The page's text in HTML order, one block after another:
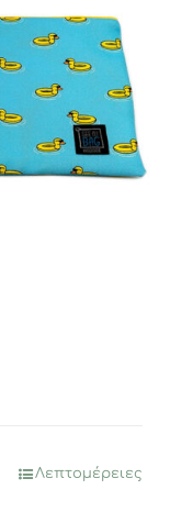
Λεπτομέρειες